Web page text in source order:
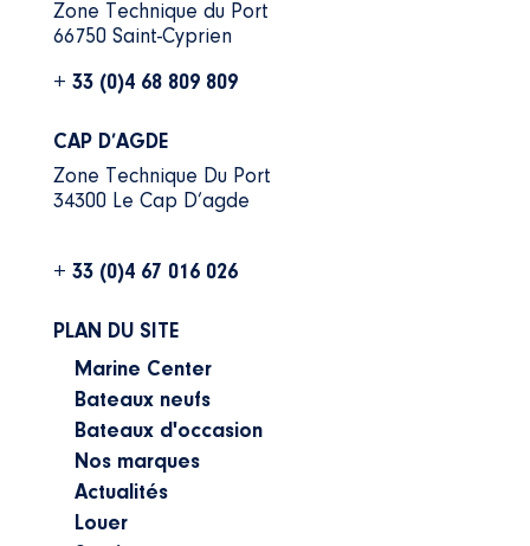
Zone Technique du Port
66750 Saint-Cyprien
+ 33 (0)4 68 809 809
CAP D’AGDE
Zone Technique Du Port
34300 Le Cap D’agde
+ 33 (0)4 67 016 026
PLAN DU SITE
Marine Center
Bateaux neufs
Bateaux d'occasion
Nos marques
Actualités
Louer